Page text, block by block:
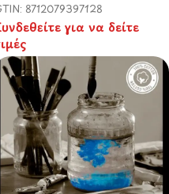
8712079397128
για να δείτε